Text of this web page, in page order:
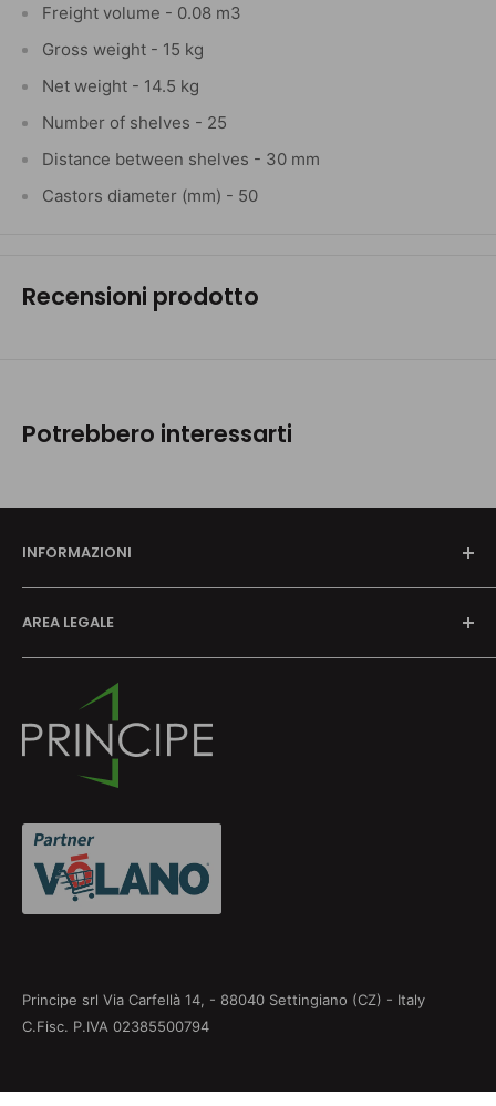
Freight volume - 0.08 m3
Gross weight - 15 kg
Net weight - 14.5 kg
Number of shelves - 25
Distance between shelves - 30 mm
Castors diameter (mm) - 50
Recensioni prodotto
Potrebbero interessarti
INFORMAZIONI
Richiedi preventivo
Contatti
AREA LEGALE
Privacy Policy
Cookie Policy
Principe srl Via Carfellà 14, - 88040 Settingiano (CZ) - Italy
C.Fisc. P.IVA 02385500794